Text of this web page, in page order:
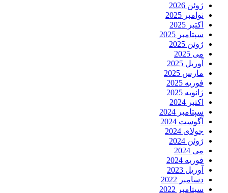
ژوئن 2026
نوامبر 2025
اکتبر 2025
سپتامبر 2025
ژوئن 2025
می 2025
آوریل 2025
مارس 2025
فوریه 2025
ژانویه 2025
اکتبر 2024
سپتامبر 2024
آگوست 2024
جولای 2024
ژوئن 2024
می 2024
فوریه 2024
آوریل 2023
دسامبر 2022
سپتامبر 2022